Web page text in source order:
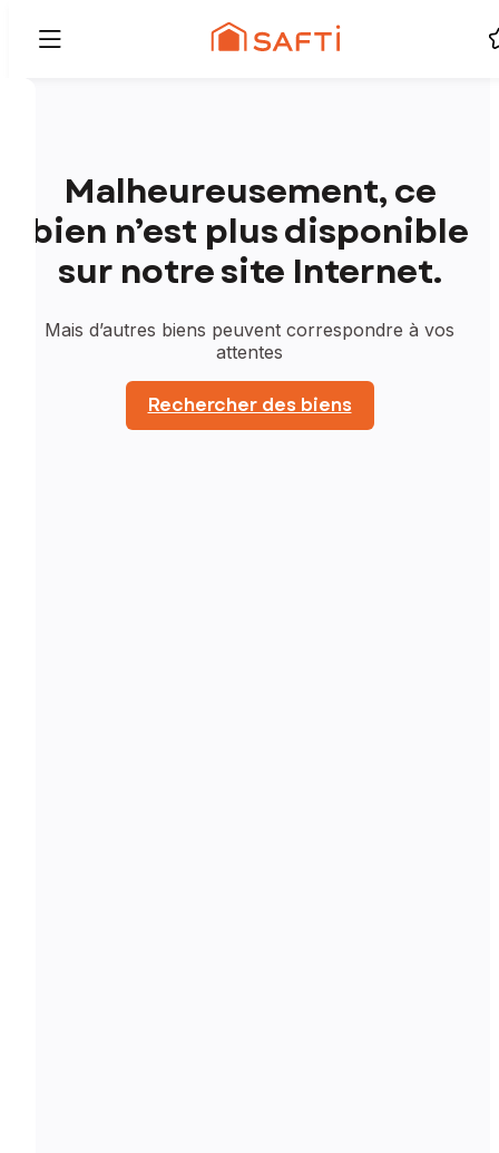
Malheureusement, ce
bien n’est plus disponible
sur notre site Internet.
Mais d’autres biens peuvent correspondre à vos
attentes
Rechercher des biens